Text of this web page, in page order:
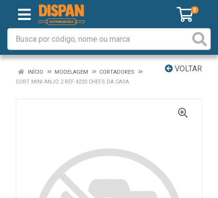
0
VOLTAR
INÍCIO MODELAGEM
CORTADORES
CORT MINI ANJO 2 REF 4220 CHEFS DA CASA